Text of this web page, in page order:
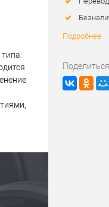
Подробнее
Поделиться